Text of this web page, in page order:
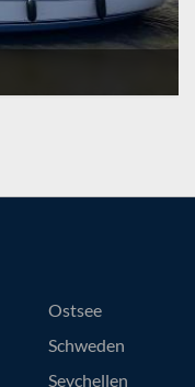
Ostsee
Schweden
Seychellen